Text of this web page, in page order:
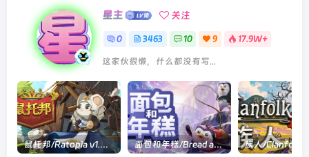
星主 关注
0 3463 10 9 17.9W+
这家伙很懒，什么都没有写...
鼠托邦/Ratopia v1.0.0530|策略模拟|容量2.9GB|官方中文版 面包和年糕/Bread and Fred Build.21411256|动作冒险|容量1.1GB|官方中文版